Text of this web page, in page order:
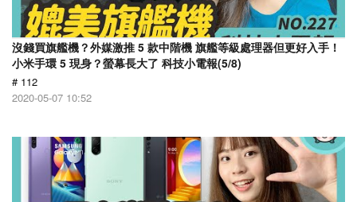
沒錢買旗艦機？外媒激推 5 款中階機 旗艦等級處理器但更好入手！
小米手環 5 現身？螢幕長大了 科技小電報(5/8)
# 112
2020-05-07 10:52